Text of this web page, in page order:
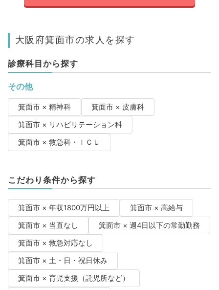
大阪府箕面市の求人を探す
診療科目から探す
その他
箕面市 × 精神科
箕面市 × 皮膚科
箕面市 × リハビリテーション科
箕面市 × 救急科・ＩＣＵ
こだわり条件から探す
箕面市 × 年収1800万円以上
箕面市 × 高給与
箕面市 × 当直なし
箕面市 × 週4日以下の常勤勤務
箕面市 × 救急対応なし
箕面市 × 土・日・祝日休み
箕面市 × 育児支援（託児所など）